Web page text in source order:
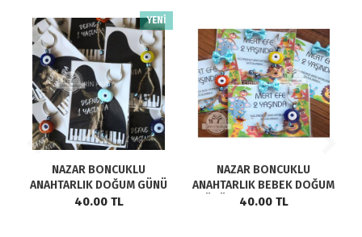
YENİ
NAZAR BONCUKLU
ANAHTARLIK DOĞUM GÜNÜ
HEDİYESİ - PİYANO MODEL
40.00 TL
NAZAR BONCUKLU
ANAHTARLIK BEBEK DOĞUM
GÜNÜ HEDİYELİK HASTANE
40.00 TL